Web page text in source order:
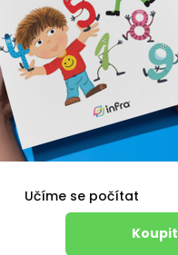
Učíme se počítat